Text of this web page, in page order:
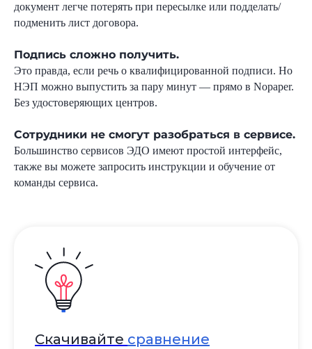
документ легче потерять при пересылке или подделать/
подменить лист договора.
Подпись сложно получить.
Это правда, если речь о квалифицированной подписи. Но
НЭП можно выпустить за пару минут — прямо в Nopaper.
Без удостоверяющих центров.
Сотрудники не смогут разобраться в сервисе.
Большинство сервисов ЭДО имеют простой интерфейс,
также вы можете запросить инструкции и обучение от
команды сервиса.
Скачивайте сравнение
вашей компании